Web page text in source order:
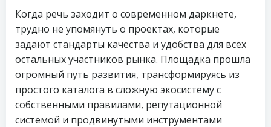
Когда речь заходит о современном даркнете,
трудно не упомянуть о проектах, которые
задают стандарты качества и удобства для всех
остальных участников рынка. Площадка прошла
огромный путь развития, трансформируясь из
простого каталога в сложную экосистему с
собственными правилами, репутационной
системой и продвинутыми инструментами